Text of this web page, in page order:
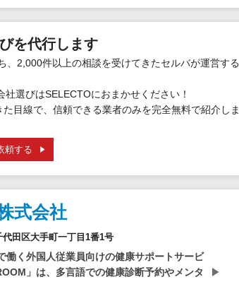
を代行します
、2,000件以上の相談を受けてきたセルバが運営する
選びはSELECTOにおまかせください！
目線で、信頼できる業者のみを完全無料で紹介しま
頼する
式会社
田区大手町一丁目1番1号
働く外国人従業員向けの健康サポートサービ
」は、多言語での健康診断予約やメンタ